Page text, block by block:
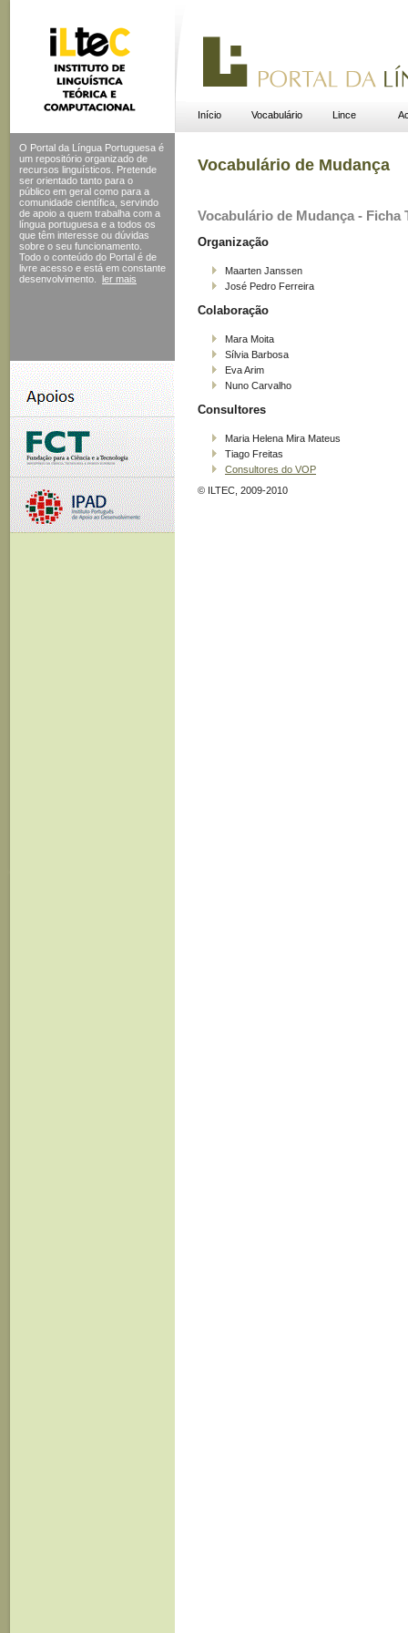
Início Vocabulário Lince
O Portal da Língua Portuguesa é
um repositório organizado de
recursos linguísticos. Pretende
ser orientado tanto para o
público em geral como para a
comunidade científica, servindo
de apoio a quem trabalha com a
língua portuguesa e a todos os
que têm interesse ou dúvidas
sobre o seu funcionamento.
Todo o conteúdo do Portal é de
livre acesso e está em constante
desenvolvimento.
ler mais
Vocabulário de Mudança
Vocabulário de Mudança - Ficha
Organização
Maarten Janssen
José Pedro Ferreira
Colaboração
Mara Moita
Sílvia Barbosa
Eva Arim
Nuno Carvalho
Consultores
Maria Helena Mira Mateus
Tiago Freitas
Consultores do VOP
© ILTEC, 2009-2010